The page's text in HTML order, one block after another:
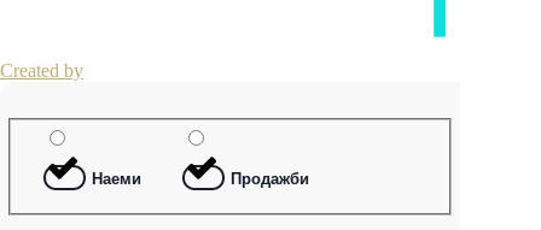
Created by
Наеми Продажби